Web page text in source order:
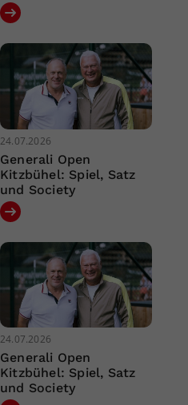
24.07.2026
Generali Open
Kitzbühel: Spiel, Satz
und Society
24.07.2026
Generali Open
Kitzbühel: Spiel, Satz
und Society